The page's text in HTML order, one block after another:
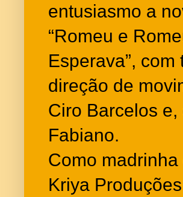
entusiasmo a
“Romeu e
Esperava”,
direção de
Ciro Barcelos
Fabiano.
Como
Kriya